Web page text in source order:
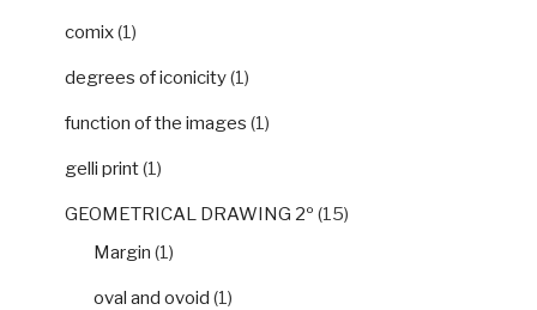
comix(1)
degrees of iconicity(1)
function of the images (1)
gelli print(1)
GEOMETRICAL DRAWING 2º (15)
Margin (1)
oval and ovoid (1)